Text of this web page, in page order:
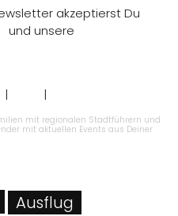
akzeptierst Du
und unsere
| |
mit regionalen Stadtführern und
mit aktuellen Events aus Deiner
Ausflug